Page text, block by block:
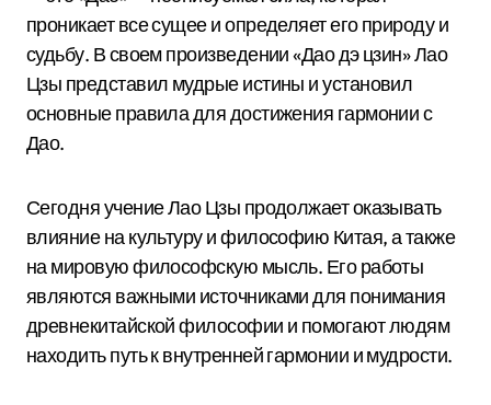
проникает все сущее и определяет его природу и
судьбу. В своем произведении «Дао дэ цзин» Лао
Цзы представил мудрые истины и установил
основные правила для достижения гармонии с
Дао.
Сегодня учение Лао Цзы продолжает оказывать
влияние на культуру и философию Китая, а также
на мировую философскую мысль. Его работы
являются важными источниками для понимания
древнекитайской философии и помогают людям
находить путь к внутренней гармонии и мудрости.